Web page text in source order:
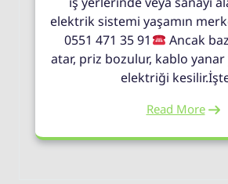
elektrik sistemi yaşamın
0551 471 35 91
Ancak
atar, priz bozulur, kablo
elektriği
Read More